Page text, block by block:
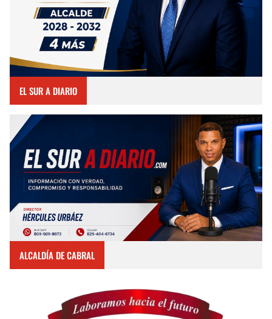
EL SUR A DIARIO
ALCALDÍA DE CABRAL